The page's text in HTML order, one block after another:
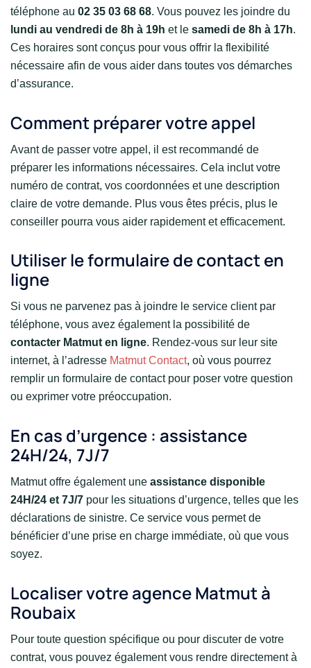
téléphone au 02 35 03 68 68. Vous pouvez les joindre du
lundi au vendredi de 8h à 19h et le samedi de 8h à 17h.
Ces horaires sont conçus pour vous offrir la flexibilité
nécessaire afin de vous aider dans toutes vos démarches
d’assurance.
Comment préparer votre appel
Avant de passer votre appel, il est recommandé de
préparer les informations nécessaires. Cela inclut votre
numéro de contrat, vos coordonnées et une description
claire de votre demande. Plus vous êtes précis, plus le
conseiller pourra vous aider rapidement et efficacement.
Utiliser le formulaire de contact en
ligne
Si vous ne parvenez pas à joindre le service client par
téléphone, vous avez également la possibilité de
contacter Matmut en ligne. Rendez-vous sur leur site
internet, à l’adresse Matmut Contact, où vous pourrez
remplir un formulaire de contact pour poser votre question
ou exprimer votre préoccupation.
En cas d’urgence : assistance
24H/24, 7J/7
Matmut offre également une assistance disponible
24H/24 et 7J/7 pour les situations d’urgence, telles que les
déclarations de sinistre. Ce service vous permet de
bénéficier d’une prise en charge immédiate, où que vous
soyez.
Localiser votre agence Matmut à
Roubaix
Pour toute question spécifique ou pour discuter de votre
contrat, vous pouvez également vous rendre directement à